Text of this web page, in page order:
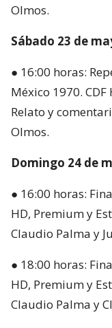
Olmos.
Sábado 23 de
● 16:00 horas:
México 1970.
Relato y
Olmos.
Domingo 24 de
● 16:00 horas:
HD, Premium y
Claudio Palma y
● 18:00 horas:
HD, Premium y
Claudio Palma y